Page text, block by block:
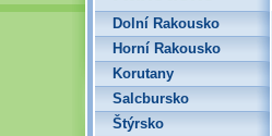
Dolní Rakousko
Horní Rakousko
Korutany
Salcbursko
Štýrsko